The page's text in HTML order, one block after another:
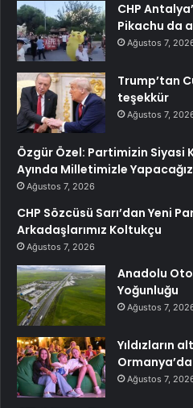
CHP
Pikachu da
Ağustos 7,
Trump’tan
teşekkür
Ağustos 7,
Özgür Özel: Partimizin Siyasi
Ayında Milletimizle Yapacağız
Ağustos 7, 2026
CHP Sözcüsü Sarı’dan Yeni
Arkadaşlarımız Koltukçu
Ağustos 7, 2026
Anadolu
Yoğunluğu
Ağustos 7,
Yıldızların
Ormanya’da
Ağustos 7,